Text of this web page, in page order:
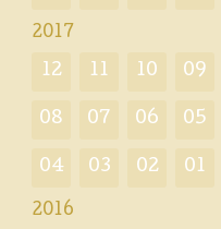
2017
12 11 10 09
08 07 06 05
04 03 02 01
2016